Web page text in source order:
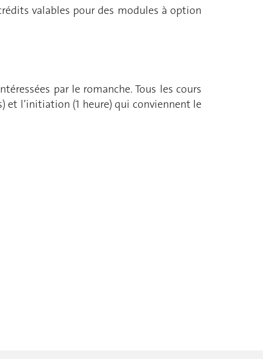
valables pour des modules à option
par le romanche. Tous les cours
et l’initiation (1 heure) qui conviennent le